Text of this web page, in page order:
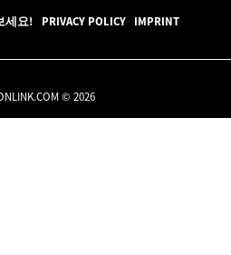
세요! PRIVACY POLICY IMPRINT
© 2026